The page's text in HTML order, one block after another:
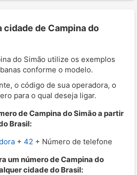
cidade de Campina do
do Simão utilize os exemplos
conforme o modelo.
o código de sua operadora, o
para o qual deseja ligar.
de Campina do Simão a partir
Brasil:
+ 42 + Número de telefone
um número de Campina do
cidade do Brasil: